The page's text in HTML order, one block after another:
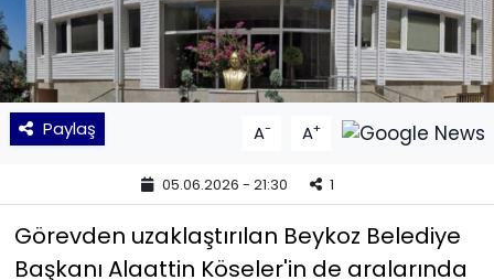
Paylaş A- A+
05.06.2026 - 21:30 1
Görevden uzaklaştırılan Beykoz Belediye
Başkanı Alaattin Köseler'in de aralarında
POLİTİKA
SAĞLIK
Siyaset
TEKNOLOJİ